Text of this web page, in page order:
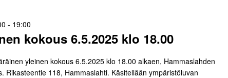
kokous 6.5.2025 klo 18.00
- 19:00
yleinen kokous 6.5.2025 klo 18.00 alkaen, Hammaslahden
Rikasteentie 118, Hammaslahti. Käsitellään ympäristöluvan